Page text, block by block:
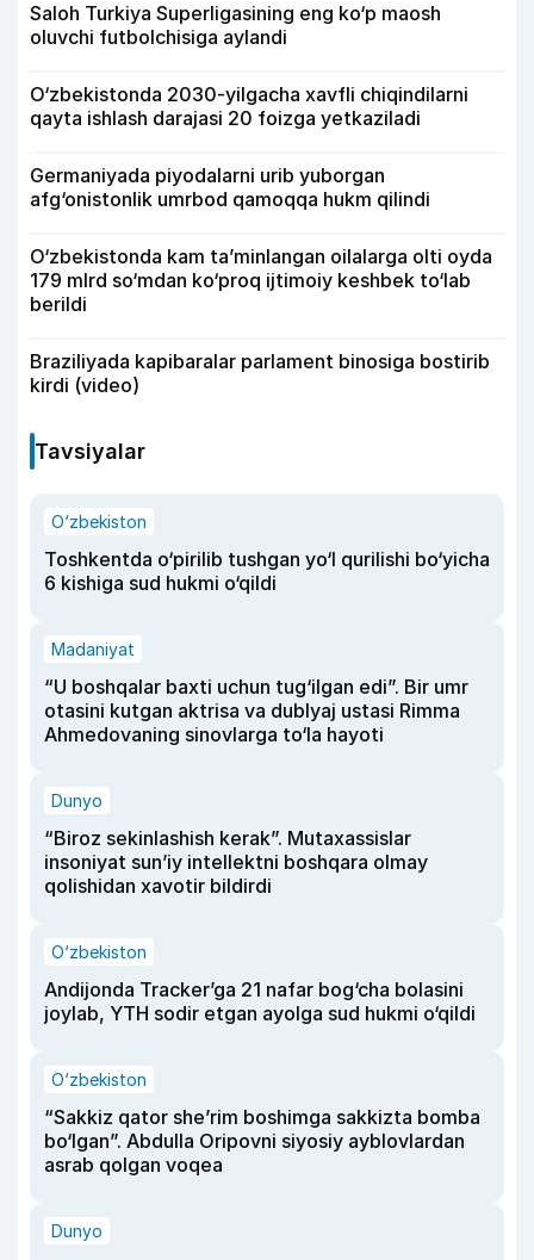
Saloh Turkiya Superligasining eng ko‘p maosh
oluvchi futbolchisiga aylandi
O‘zbekistonda 2030-yilgacha xavfli chiqindilarni
qayta ishlash darajasi 20 foizga yetkaziladi
Germaniyada piyodalarni urib yuborgan
afg‘onistonlik umrbod qamoqqa hukm qilindi
O‘zbekistonda kam ta’minlangan oilalarga olti oyda
179 mlrd so‘mdan ko‘proq ijtimoiy keshbek to‘lab
berildi
Braziliyada kapibaralar parlament binosiga bostirib
kirdi (video)
Tavsiyalar
O‘zbekiston
Toshkentda o‘pirilib tushgan yo‘l qurilishi bo‘yicha
6 kishiga sud hukmi o‘qildi
Madaniyat
“U boshqalar baxti uchun tug‘ilgan edi”. Bir umr
otasini kutgan aktrisa va dublyaj ustasi Rimma
Ahmedovaning sinovlarga to‘la hayoti
Dunyo
“Biroz sekinlashish kerak”. Mutaxassislar
insoniyat sun’iy intellektni boshqara olmay
qolishidan xavotir bildirdi
O‘zbekiston
Andijonda Tracker’ga 21 nafar bog‘cha bolasini
joylab, YTH sodir etgan ayolga sud hukmi o‘qildi
O‘zbekiston
“Sakkiz qator she’rim boshimga sakkizta bomba
bo‘lgan”. Abdulla Oripovni siyosiy ayblovlardan
asrab qolgan voqea
Dunyo